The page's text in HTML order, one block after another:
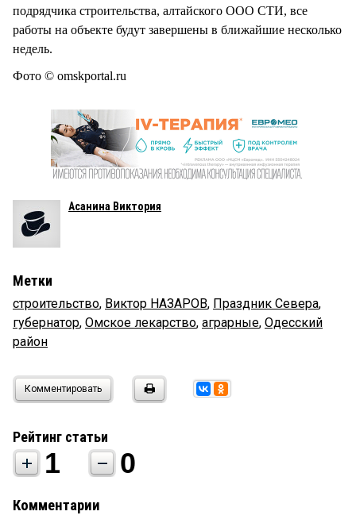
подрядчика строительства, алтайского ООО СТИ, все
работы на объекте будут завершены в ближайшие несколько
недель.
Фото © omskportal.ru
Асанина Виктория
Метки
строительство, Виктор НАЗАРОВ, Праздник Севера,
губернатор, Омское лекарство, аграрные, Одесский
район
Комментировать
Рейтинг статьи
1 0
Комментарии